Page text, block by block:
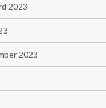
2023
2023